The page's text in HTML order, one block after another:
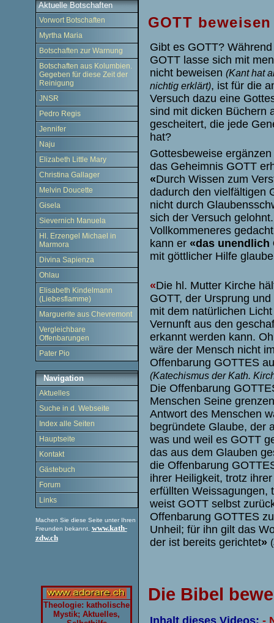
Aktuelle Botschaften
Vorwort Botschaften
Myrtha Maria
Botschaften zur Warnung
Botschaften aus Kolumbien.
Gegeben für diese Zeit der
Reinigung
JNSR
Pedro Regis
Jennifer
Naju
Elizabeth Little Mary
Christina Gallager
Melvin Doucette
Gisela
Sievernich Manuela
Hl. Erzengel Michael in
Marmora
Divina Sapienza
Ohlau
Elisabeth Kindelmann
(Liebesflamme)
Marguerite aus Chevremont
Vergleichbare
Offenbarungen
Pater Pio
Navigation
Aktuelles
Suche in d. Webseite
Index alle Seiten
Hauptseite
Kontakt
Gästebuch
Forum
Links
Machen Sie diese Seite unter Ihren
Freunden bekannt. www.kath-
zdw.ch
Theologie: katholische
Mystik; Aktuelles,
GOTT beweisen
Gibt es GOTT?
GOTT lasse sich mit
nicht beweisen (Kant hat
nichtig erklärt), ist für die
Versuch dazu eine
sind mit dicken Büchern
gescheitert, die jede
hat?
Gottesbeweise
das Geheimnis GOTT
«Durch Wissen zum
dadurch den vielfältigen
nicht durch
sich der Versuch
Vollkommeneres
kann er «das unendlich
mit göttlicher Hilfe
«Die hl. Mutter Kirche
GOTT, der Ursprung
mit dem natürlichen
Vernunft aus den
erkannt werden kann.
wäre der Mensch nicht
Offenbarung GOTTES
(Katechismus der Kath.
Die Offenbarung
Menschen Seine
Antwort des Menschen
begründete Glaube, der
was und weil es GOTT
das aus dem Glauben
die Offenbarung
ihrer Heiligkeit, trotz
erfüllten Weissagungen,
weist GOTT selbst
Offenbarung GOTTES
Unheil; für ihn gilt das
der ist bereits gerichtet»
Die Bibel
Inhalt dieses Videos: -